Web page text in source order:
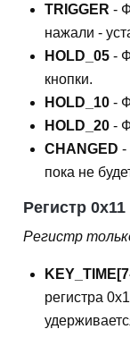
TRIGGER -
нажали -
HOLD_05 -
кнопки.
HOLD_10 -
HOLD_20 -
CHANGED -
пока не
Регистр
Регистр
регистра